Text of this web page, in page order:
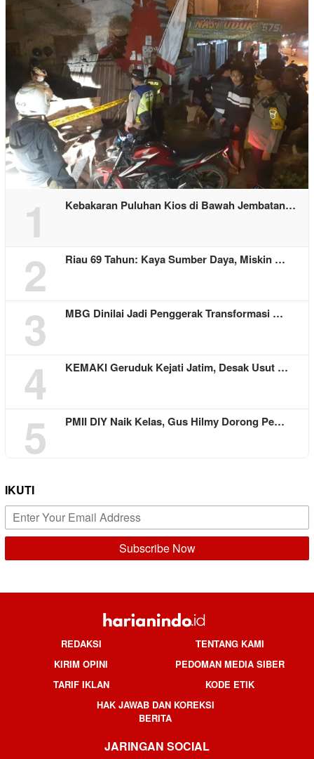
1 Kebakaran Puluhan Kios di Bawah Jembatan…
2 Riau 69 Tahun: Kaya Sumber Daya, Miskin …
3 MBG Dinilai Jadi Penggerak Transformasi …
4 KEMAKI Geruduk Kejati Jatim, Desak Usut …
5 PMII DIY Naik Kelas, Gus Hilmy Dorong Pe…
IKUTI
REDAKSI
TENTANG KAMI
KIRIM OPINI
PEDOMAN MEDIA SIBER
TARIF IKLAN
KODE ETIK
HAK JAWAB DAN KOREKSI
BERITA
JARINGAN SOCIAL